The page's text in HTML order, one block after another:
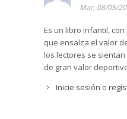
Mar, 08/05/
Es un libro infantil,
que ensalza el valor
los lectores se
de gran valor
Inicie sesión o